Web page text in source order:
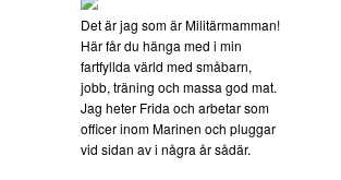
Det är jag som är Militärmamman!
Här får du hänga med i min
fartfyllda värld med småbarn,
jobb, träning och massa god mat.
Jag heter Frida och arbetar som
officer inom Marinen och pluggar
vid sidan av i några år sådär.